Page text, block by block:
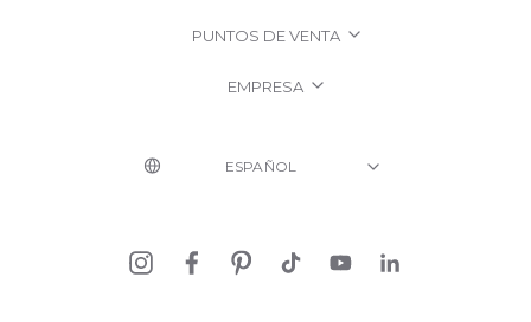
PUNTOS DE VENTA
EMPRESA